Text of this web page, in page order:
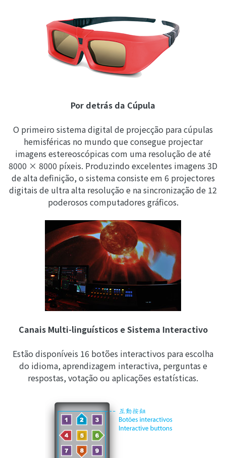
Por detrás da Cúpula
O primeiro sistema digital de projecção para cúpulas
hemisféricas no mundo que consegue projectar
imagens estereoscópicas com uma resolução de até
8000 × 8000 píxeis. Produzindo excelentes imagens 3D
de alta definição, o sistema consiste em 6 projectores
digitais de ultra alta resolução e na sincronização de 12
poderosos computadores gráficos.
Canais Multi-linguísticos e Sistema Interactivo
Estão disponíveis 16 botões interactivos para escolha
do idioma, aprendizagem interactiva, perguntas e
respostas, votação ou aplicações estatísticas.